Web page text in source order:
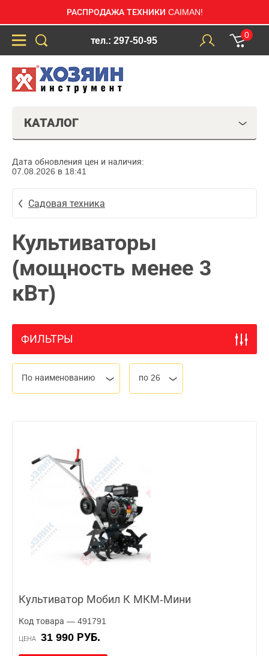
РАСПРОДАЖА ТЕХНИКИ CAIMAN!
тел.: 297-50-95
0
КАТАЛОГ
Дата обновления цен и наличия:
07.08.2026 в 18:41
Садовая техника
Культиваторы
(мощность менее 3
кВт)
ФИЛЬТРЫ
По наименованию по 26
Культиватор Мобил К МКМ-Мини
Код товара — 491791
ЦЕНА 31 990 РУБ.